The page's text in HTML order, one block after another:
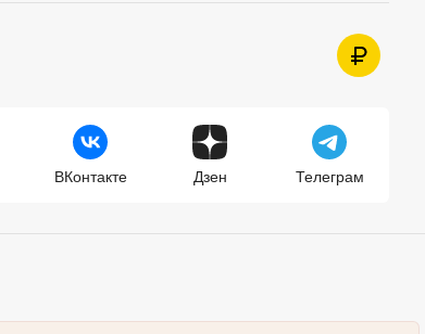
ВКонтакте Дзен Телеграм